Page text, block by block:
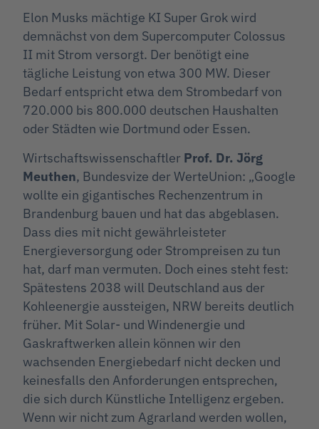
Elon Musks mächtige KI Super Grok wird
demnächst von dem Supercomputer Colossus
II mit Strom versorgt. Der benötigt eine
tägliche Leistung von etwa 300 MW. Dieser
Bedarf entspricht etwa dem Strombedarf von
720.000 bis 800.000 deutschen Haushalten
oder Städten wie Dortmund oder Essen.
Wirtschaftswissenschaftler Prof. Dr. Jörg
Meuthen, Bundesvize der WerteUnion: „Google
wollte ein gigantisches Rechenzentrum in
Brandenburg bauen und hat das abgeblasen.
Dass dies mit nicht gewährleisteter
Energieversorgung oder Strompreisen zu tun
hat, darf man vermuten. Doch eines steht fest:
Spätestens 2038 will Deutschland aus der
Kohleenergie aussteigen, NRW bereits deutlich
früher. Mit Solar- und Windenergie und
Gaskraftwerken allein können wir den
wachsenden Energiebedarf nicht decken und
keinesfalls den Anforderungen entsprechen,
die sich durch Künstliche Intelligenz ergeben.
Wenn wir nicht zum Agrarland werden wollen,